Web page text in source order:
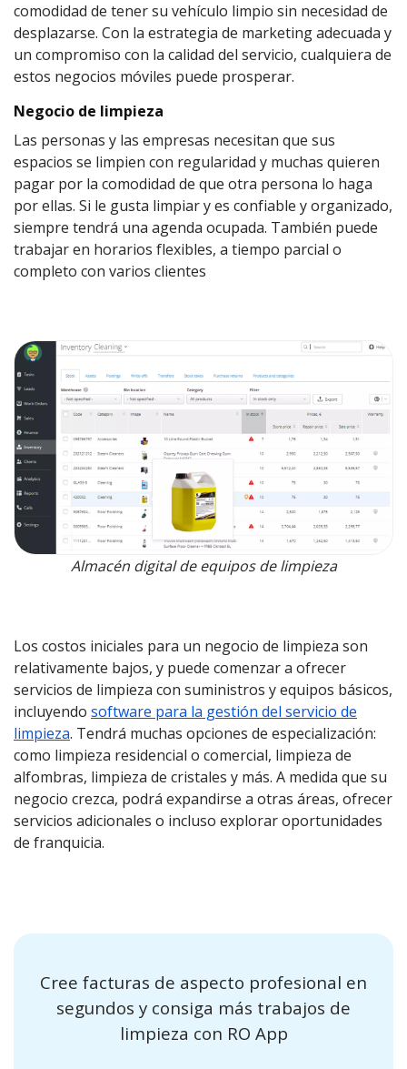
comodidad de tener su vehículo limpio sin necesidad de
desplazarse. Con la estrategia de marketing adecuada y
un compromiso con la calidad del servicio, cualquiera de
estos negocios móviles puede prosperar.
Negocio de limpieza
Las personas y las empresas necesitan que sus
espacios se limpien con regularidad y muchas quieren
pagar por la comodidad de que otra persona lo haga
por ellas. Si le gusta limpiar y es confiable y organizado,
siempre tendrá una agenda ocupada. También puede
trabajar en horarios flexibles, a tiempo parcial o
completo con varios clientes
Almacén digital de equipos de limpieza
Los costos iniciales para un negocio de limpieza son
relativamente bajos, y puede comenzar a ofrecer
servicios de limpieza con suministros y equipos básicos,
incluyendo software para la gestión del servicio de
limpieza. Tendrá muchas opciones de especialización:
como limpieza residencial o comercial, limpieza de
alfombras, limpieza de cristales y más. A medida que su
negocio crezca, podrá expandirse a otras áreas, ofrecer
servicios adicionales o incluso explorar oportunidades
de franquicia.
Cree facturas de aspecto profesional en
segundos y consiga más trabajos de
limpieza con RO App